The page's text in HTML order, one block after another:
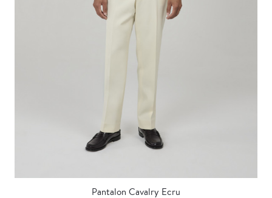
Pantalon Cavalry Ecru